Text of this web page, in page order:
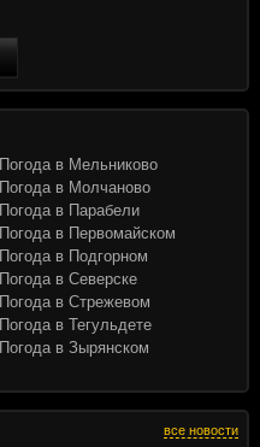
все новости
Погода в Мельниково
Погода в Молчаново
Погода в Парабели
Погода в Первомайском
Погода в Подгорном
Погода в Северске
Погода в Стрежевом
Погода в Тегульдете
Погода в Зырянском